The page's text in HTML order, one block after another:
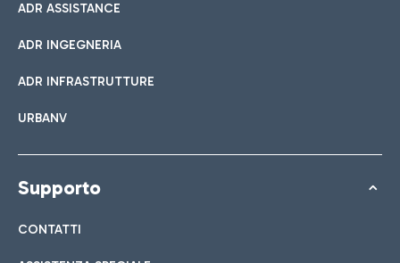
ADR ASSISTANCE
ADR INGEGNERIA
ADR INFRASTRUTTURE
URBANV
Supporto
CONTATTI